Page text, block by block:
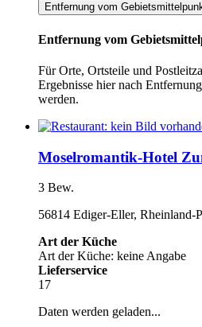
Entfernung vom
Entfernung vom
Für Orte, Ortsteile und
Ergebnisse hier nach
werden.
Moselromantik-Hotel
3 Bew.
56814 Ediger-Eller, Rheinland-
Art der Küche
Art der Küche: keine Angabe
Lieferservice
17
Daten werden geladen...